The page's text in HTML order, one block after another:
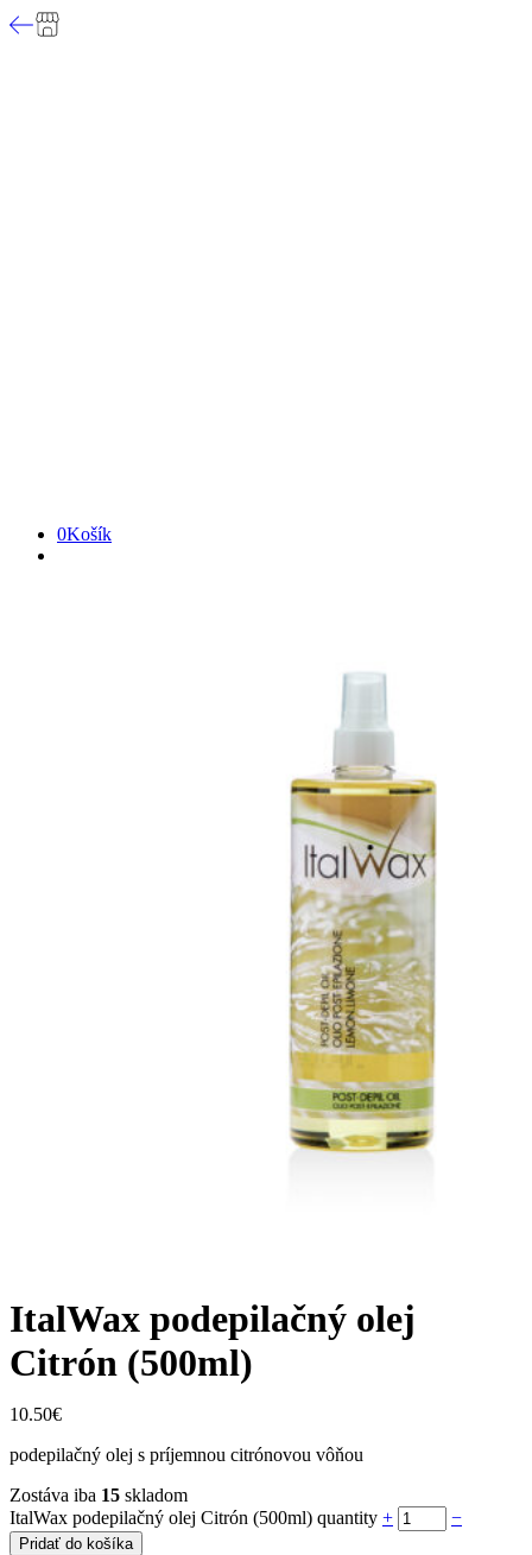
0Košík
ItalWax podepilačný olej
Citrón (500ml)
10.50€
podepilačný olej s príjemnou citrónovou vôňou
Zostáva iba 15 skladom
ItalWax podepilačný olej Citrón (500ml) quantity + −
Pridať do košíka